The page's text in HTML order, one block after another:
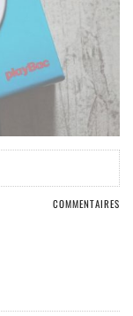
COMMENTAIRES